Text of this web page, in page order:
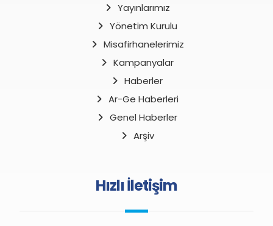
Yayınlarımız
Yönetim Kurulu
Misafirhanelerimiz
Kampanyalar
Haberler
Ar-Ge Haberleri
Genel Haberler
Arşiv
Hızlı İletişim